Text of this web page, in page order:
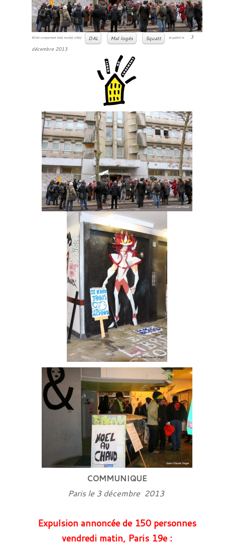
Billet comportant le(s) mot(s) clé(s) DAL Mal logés Squatt et publié le
3
décembre 2013
COMMUNIQUE
Paris le 3 décembre 2013
Expulsion annoncée de 150 personnes
vendredi matin, Paris 19e :